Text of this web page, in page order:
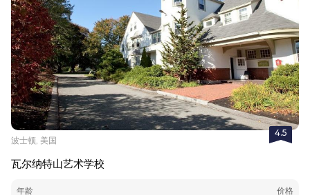
4.5
波士顿, 美国
瓦尔纳特山艺术学校
年龄
价格